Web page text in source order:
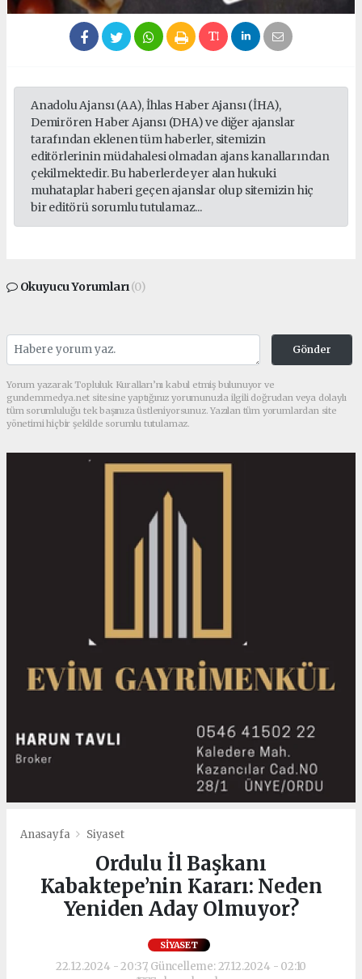
Anadolu Ajansı (AA), İhlas Haber Ajansı (İHA),
Demirören Haber Ajansı (DHA) ve diğer ajanslar
tarafından eklenen tüm haberler, sitemizin
editörlerinin müdahalesi olmadan ajans kanallarından
çekilmektedir. Bu haberlerde yer alan hukuki
muhataplar haberi geçen ajanslar olup sitemizin hiç
bir editörü sorumlu tutulamaz...
Okuyucu Yorumları(0)
Gönder
Yorum yazarak Topluluk Kuralları’nı kabul etmiş bulunuyor ve
gundemmedya.net sitesine yaptığınız yorumunuzla ilgili doğrudan veya dolaylı
tüm sorumluluğu tek başınıza üstleniyorsunuz. Yazılan tüm yorumlardan site
yönetimi hiçbir şekilde sorumlu tutulamaz.
Anasayfa Siyaset
Ordulu İl Başkanı
Kabaktepe’nin Kararı: Neden
Yeniden Aday Olmuyor?
SIYASET
22.12.2024 - 20:37, Güncelleme: 27.12.2024 - 02:10